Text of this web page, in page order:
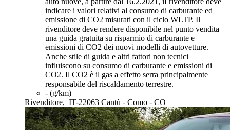
indicare i valori relativi al consumo di carburante ed
emissione di CO2 misurati con il ciclo WLTP. Il
rivenditore deve rendere disponibile nel punto vendita
una guida gratuita su risparmio di carburante e
emissioni di CO2 dei nuovi modelli di autovetture.
Anche stile di guida e altri fattori non tecnici
influiscono su consumo di carburante e emissioni di
CO2. Il CO2 è il gas a effetto serra principalmente
responsabile del riscaldamento terrestre.
- (g/km)
Rivenditore, IT-22063 Cantù - Como - CO